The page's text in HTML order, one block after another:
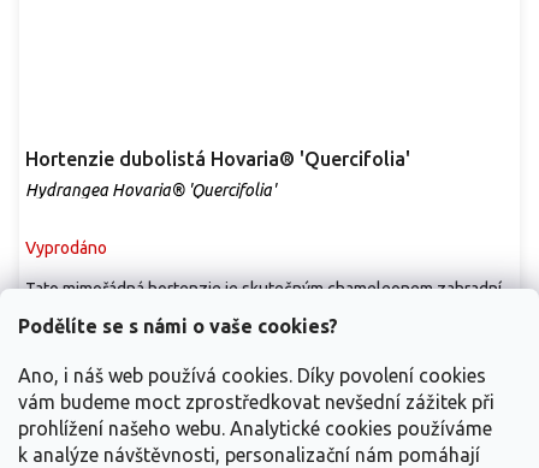
Podělíte se s námi o vaše cookies?
Ano, i náš web používá cookies. Díky povolení cookies
vám budeme moct zprostředkovat nevšední zážitek při
prohlížení našeho webu. Analytické cookies používáme
k analýze návštěvnosti, personalizační nám pomáhají
Hortenzie dubolistá Hovaria® 'Quercifolia'
Hydrangea Hovaria® 'Quercifolia'
Vyprodáno
Detail
Tato mimořádná hortenzie je skutečným chameleonem zahradní